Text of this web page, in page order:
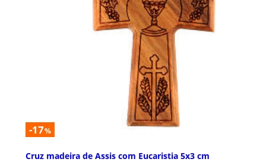
-17%
Cruz madeira de Assis com Eucaristia 5x3 cm